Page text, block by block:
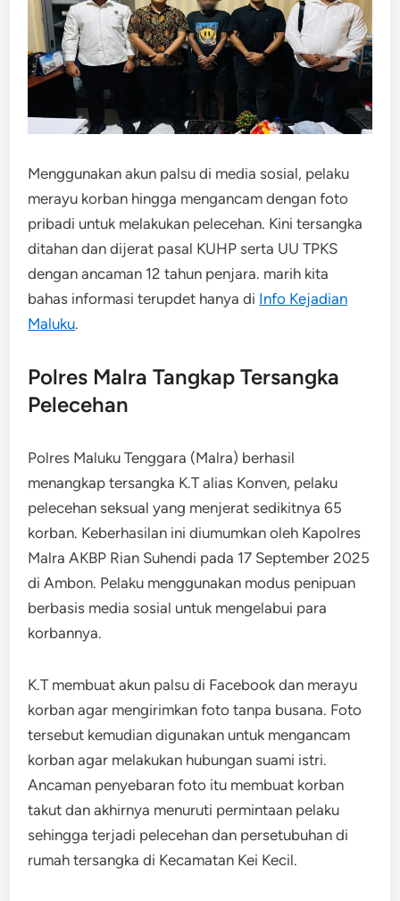
Menggunakan akun palsu di media sosial, pelaku
merayu korban hingga mengancam dengan foto
pribadi untuk melakukan pelecehan. Kini tersangka
ditahan dan dijerat pasal KUHP serta UU TPKS
dengan ancaman 12 tahun penjara. marih kita
bahas informasi terupdet hanya di Info Kejadian
Maluku.
Polres Malra Tangkap Tersangka
Pelecehan
Polres Maluku Tenggara (Malra) berhasil
menangkap tersangka K.T alias Konven, pelaku
pelecehan seksual yang menjerat sedikitnya 65
korban. Keberhasilan ini diumumkan oleh Kapolres
Malra AKBP Rian Suhendi pada 17 September 2025
di Ambon. Pelaku menggunakan modus penipuan
berbasis media sosial untuk mengelabui para
korbannya.
K.T membuat akun palsu di Facebook dan merayu
korban agar mengirimkan foto tanpa busana. Foto
tersebut kemudian digunakan untuk mengancam
korban agar melakukan hubungan suami istri.
Ancaman penyebaran foto itu membuat korban
takut dan akhirnya menuruti permintaan pelaku
sehingga terjadi pelecehan dan persetubuhan di
rumah tersangka di Kecamatan Kei Kecil.